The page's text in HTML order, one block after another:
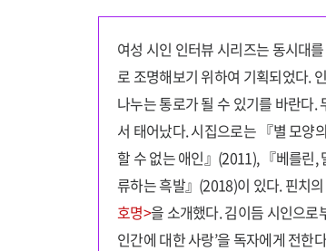
여성 시인 인터뷰 시리즈는 동시대
로 조명해보기 위하여 기획되었다.
나누는 통로가 될 수 있기를 바란다
서 태어났다. 시집으로는 『별 모양
할 수 없는 애인』(2011), 『베를린
류하는 흑발』(2018)이 있다. 핀치
호명>을 소개했다. 김이듬 시인으로
인간에 대한 사랑’을 독자에게 전한